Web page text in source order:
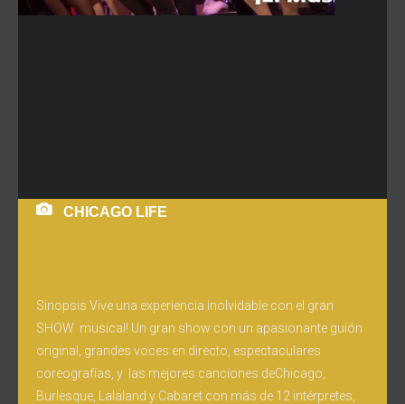
CHICAGO LIFE
Sinopsis Vive una experiencia inolvidable con el gran
SHOW musical! Un gran show con un apasionante guión
original, grandes voces en directo, espectaculares
coreografías, y las mejores canciones deChicago,
Burlesque, Lalaland y Cabaret con más de 12 intérpretes,